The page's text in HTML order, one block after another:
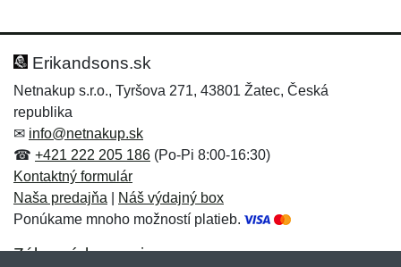
Hodnotenie:
Meno:*
E-mail:
Meno:
E-mail:*
Správa*
Erikandsons.sk
Netnakup s.r.o., Tyršova 271, 43801 Žatec, Česká
republika
✉ info@netnakup.sk
☎ +421 222 205 186 (Po-Pi 8:00-16:30)
Kontaktný formulár
Naša predajňa
Náš výdajný box
Ponúkame mnoho možností platieb.
Zákaznícky servis